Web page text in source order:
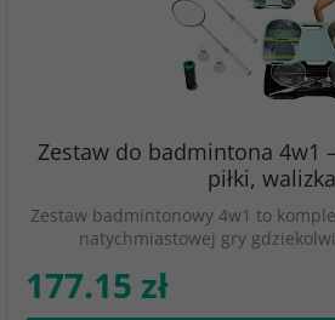
Zestaw do badmintona 4w1
piłki, walizka
Zestaw badmintonowy 4w1 to
natychmiastowej gry
177.15 zł